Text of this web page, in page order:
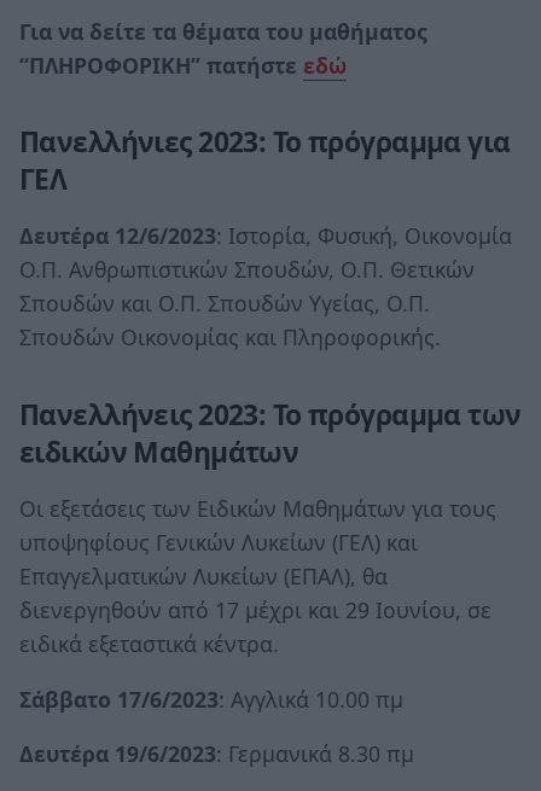
Για να δείτε τα θέματα του μαθήματος
“ΠΛΗΡΟΦΟΡΙΚΗ” πατήστε εδώ
Πανελλήνιες 2023: Το πρόγραμμα για
ΓΕΛ
Δευτέρα 12/6/2023: Ιστορία, Φυσική, Οικονομία
Ο.Π. Ανθρωπιστικών Σπουδών, Ο.Π. Θετικών
Σπουδών και Ο.Π. Σπουδών Υγείας, Ο.Π.
Σπουδών Οικονομίας και Πληροφορικής.
Πανελλήνεις 2023: Το πρόγραμμα των
ειδικών Μαθημάτων
Οι εξετάσεις των Eιδικών Μαθημάτων για τους
υποψηφίους Γενικών Λυκείων (ΓΕΛ) και
Επαγγελματικών Λυκείων (ΕΠΑΛ), θα
διενεργηθούν από 17 μέχρι και 29 Ιουνίου, σε
ειδικά εξεταστικά κέντρα.
Σάββατο 17/6/2023: Αγγλικά 10.00 πμ
Δευτέρα 19/6/2023: Γερμανικά 8.30 πμ